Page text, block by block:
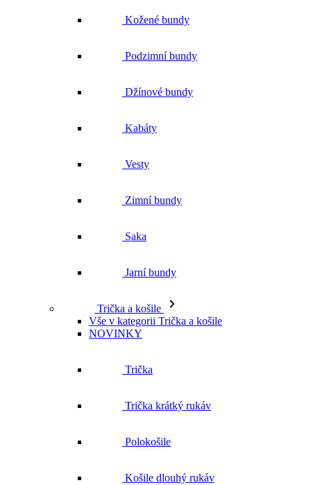
Kožené bundy
Podzimní bundy
Džínové bundy
Kabáty
Vesty
Zimní bundy
Saka
Jarní bundy
Trička a košile
Vše v kategorii Trička a košile
NOVINKY
Trička
Trička krátký rukáv
Polokošile
Košile dlouhý rukáv